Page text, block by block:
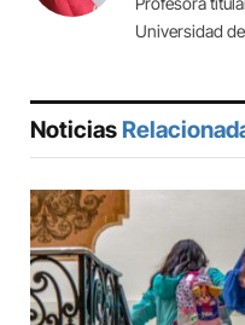
Universidad
Noticias